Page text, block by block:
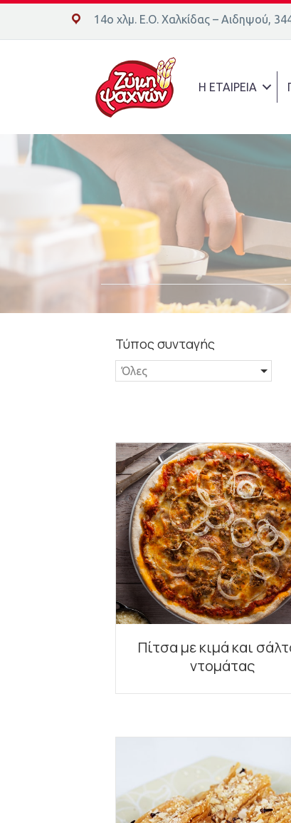
14ο χλμ. Ε.Ο. Χαλκίδας – Αιδηψού, 34400
14ο χλμ. Ε.Ο. Χαλκίδας – Αιδηψού,
Η ΕΤΑΙΡΕΙΑ
Τύπος συνταγής
Όλες
Πίτσα με κιμά και
ντομάτας